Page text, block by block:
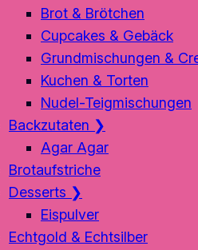
Brot & Brötchen
Cupcakes & Gebäck
Grundmischungen &
Kuchen & Torten
Nudel-Teigmischungen
Backzutaten ❯
Agar Agar
Brotaufstriche
Desserts ❯
Eispulver
Echtgold & Echtsilber